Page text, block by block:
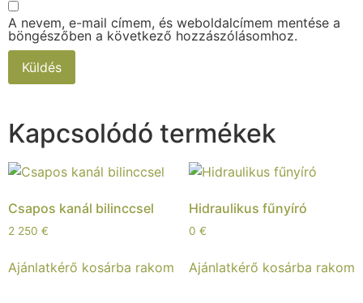
A nevem, e-mail címem, és weboldalcímem mentése a
böngészőben a következő hozzászólásomhoz.
Kapcsolódó termékek
Csapos kanál bilinccsel
2 250 €
Ajánlatkérő kosárba rakom
Hidraulikus fűnyíró
0 €
Ajánlatkérő kosárba rakom